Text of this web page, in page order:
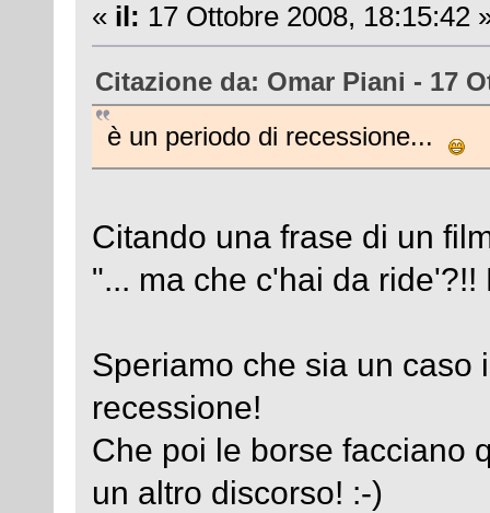
« il: 17 Ottobre 2008, 18:15:42
Citazione da: Omar Piani - 17
è un periodo di recessione...
Citando una frase di un
"... ma che c'hai da
Speriamo che sia un caso
recessione!
Che poi le borse facciano
un altro discorso! :-)